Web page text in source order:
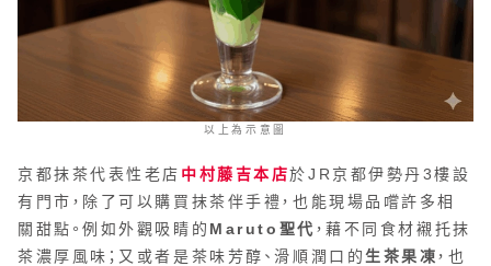
以上為示意圖
京都抹茶代表性老店 中村藤吉本店於JR京都伊勢丹3樓設
有門市，除了可以購買抹茶伴手禮，也能現場品嚐許多相
關甜點。例如外觀吸睛的 Maruto聖代 ，藉不同食材襯托抹
茶濃厚風味；又或者是茶味芳醇、滑順潤口的生茶果凍，也